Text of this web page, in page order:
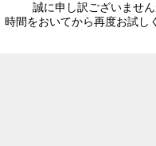
誠に申し訳ございません
時間をおいてから再度お試し